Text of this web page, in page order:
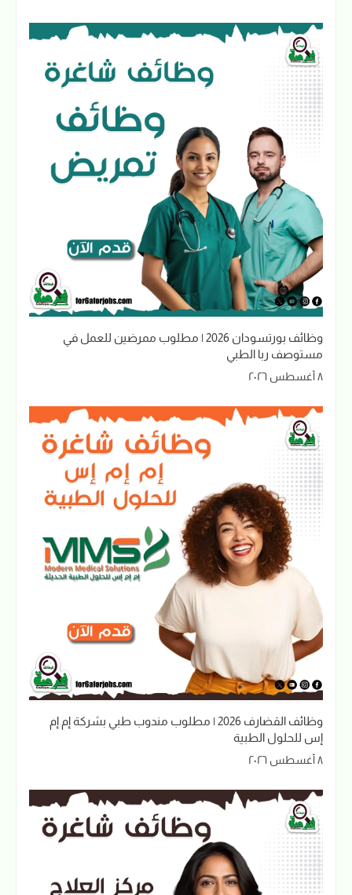
وظائف بورتسودان 2026 | مطلوب ممرضين للعمل في
مستوصف ربا الطبي
٨ أغسطس ٢٠٢٦
وظائف القضارف 2026 | مطلوب مندوب طبي بشركة إم إم
إس للحلول الطبية
٨ أغسطس ٢٠٢٦